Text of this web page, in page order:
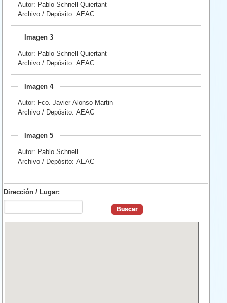
Autor: Pablo Schnell Quiertant
Archivo / Depósito: AEAC
Imagen 3
Autor: Pablo Schnell Quiertant
Archivo / Depósito: AEAC
Imagen 4
Autor: Fco. Javier Alonso Martin
Archivo / Depósito: AEAC
Imagen 5
Autor: Pablo Schnell
Archivo / Depósito: AEAC
Dirección / Lugar: